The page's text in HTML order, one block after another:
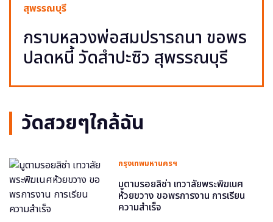
สุพรรณบุรี
กราบหลวงพ่อสมปรารถนา ขอพร
ปลดหนี้ วัดสำปะซิว สุพรรณบุรี
วัดสวยๆใกล้ฉัน
กรุงเทพมหานครฯ
มูตามรอยลิซ่า เทวาลัยพระพิฆเนศ
ห้วยขวาง ขอพรการงาน การเรียน
ความสำเร็จ